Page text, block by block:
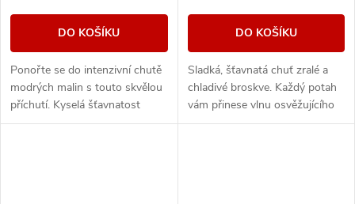
DO KOŠÍKU
Ponořte se do intenzivní chutě
modrých malin s touto skvělou
příchutí. Kyselá šťavnatost
malin zde zdůrazňuje chladivý
DO KOŠÍKU
Sladká, šťavnatá chuť zralé a
chladivé broskve. Každý potah
vám přinese vlnu osvěžujícího
ledu, který zdůrazňuje